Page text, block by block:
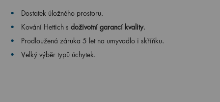
Dostatek úložného prostoru.
Kování Hettich s doživotní garancí kvality.
Prodloužená záruka 5 let na umyvadlo i skříňku.
Velký výběr typů úchytek.